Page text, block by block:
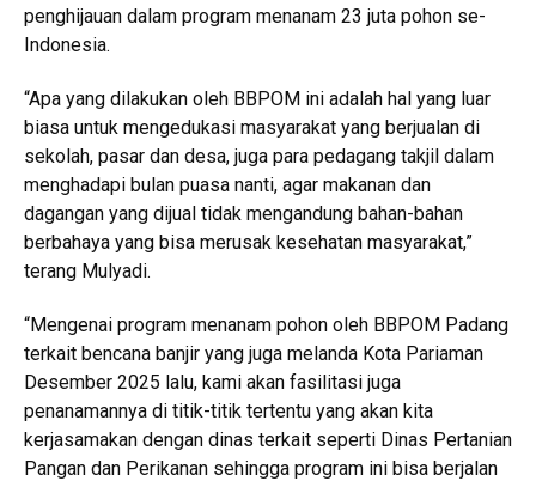
penghijauan dalam program menanam 23 juta pohon se-
Indonesia.
“Apa yang dilakukan oleh BBPOM ini adalah hal yang luar
biasa untuk mengedukasi masyarakat yang berjualan di
sekolah, pasar dan desa, juga para pedagang takjil dalam
menghadapi bulan puasa nanti, agar makanan dan
dagangan yang dijual tidak mengandung bahan-bahan
berbahaya yang bisa merusak kesehatan masyarakat,”
terang Mulyadi.
“Mengenai program menanam pohon oleh BBPOM Padang
terkait bencana banjir yang juga melanda Kota Pariaman
Desember 2025 lalu, kami akan fasilitasi juga
penanamannya di titik-titik tertentu yang akan kita
kerjasamakan dengan dinas terkait seperti Dinas Pertanian
Pangan dan Perikanan sehingga program ini bisa berjalan